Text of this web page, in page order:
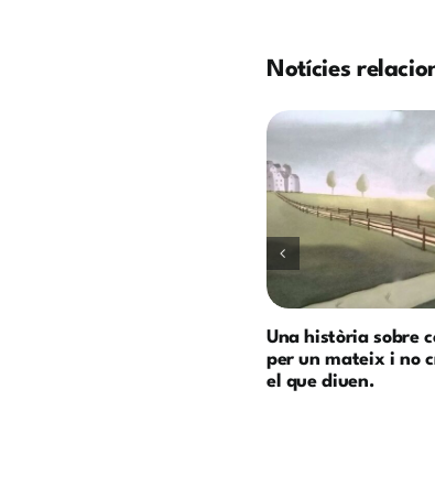
Notícies
Una història sobre
per un mateix i no
el que diuen.